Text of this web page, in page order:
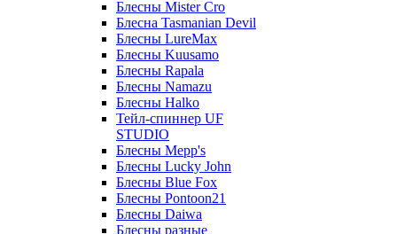
Блесны Mister Cro
Блесна Tasmanian Devil
Блесны LureMax
Блесны Kuusamo
Блесны Rapala
Блесны Namazu
Блесны Halko
Тейл-спиннер UF
STUDIO
Блесны Mepp's
Блесны Lucky John
Блесны Blue Fox
Блесны Pontoon21
Блесны Daiwa
Блесны разные